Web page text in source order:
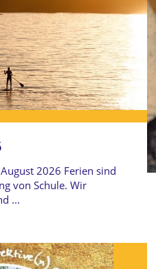
2026 Ferien sind
von Schule. Wir
...